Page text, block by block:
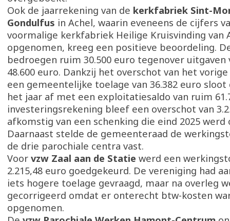
Ook de jaarrekening van de kerkfabriek Sint-
Gondulfus in Achel, waarin eveneens de cijfers
voormalige kerkfabriek Heilige Kruisvinding van
opgenomen, kreeg een positieve beoordeling.
bedroegen ruim 30.500 euro tegenover uitgaven
48.600 euro. Dankzij het overschot van het
een gemeentelijke toelage van 36.382 euro
het jaar af met een exploitatiesaldo van ruim
investeringsrekening bleef een overschot van
afkomstig van een schenking die eind 2025 werd
Daarnaast stelde de gemeenteraad de
de drie parochiale centra vast.
Voor vzw Zaal aan de Statie werd een
2.215,48 euro goedgekeurd. De vereniging had
iets hogere toelage gevraagd, maar na overleg
gecorrigeerd omdat er onterecht btw-kosten
opgenomen.